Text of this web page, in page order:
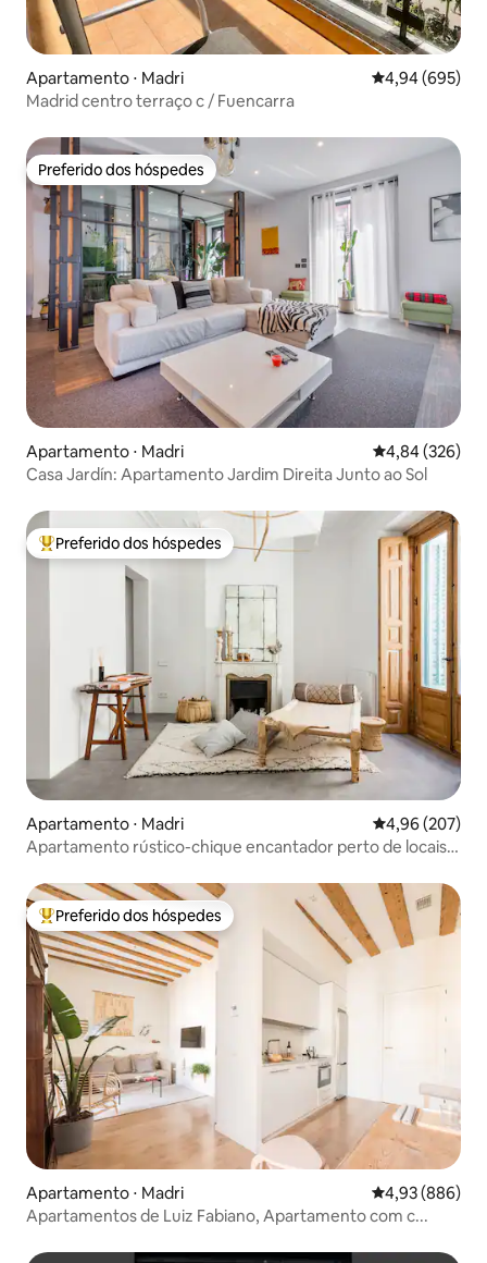
Apartamento ⋅ Madri 4,94 de uma
4,94 (695)
Madrid centro terraço c / Fuencarra
Preferido dos hóspedes
Preferido dos hóspedes
Apartamento ⋅ Madri 4,84 de uma
4,84 (326)
Casa Jardín: Apartamento Jardim Direita Junto ao Sol
Entre os melhores preferidos dos hóspedes
Preferido dos hóspedes
Apartamento ⋅ Madri 4,96 de uma
4,96 (207)
Apartamento rústico-chique encantador perto de locais
Entre os melhores preferidos dos hóspedes
Preferido dos hóspedes
Apartamento ⋅ Madri 4,93 de uma
4,93 (886)
Apartamentos de Luiz Fabiano, Apartamento com c...